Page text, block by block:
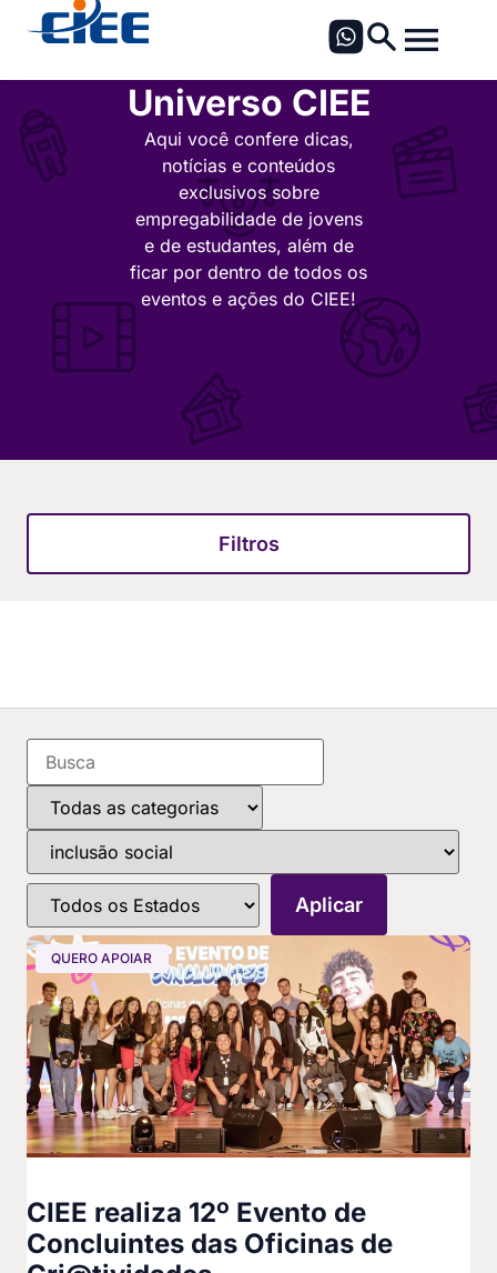
Universo CIEE
Aqui você confere dicas,
notícias e conteúdos
exclusivos sobre
empregabilidade de jovens
e de estudantes, além de
ficar por dentro de todos os
eventos e ações do CIEE!
Filtros
QUERO APOIAR
CIEE realiza 12º Evento de
Concluintes das Oficinas de